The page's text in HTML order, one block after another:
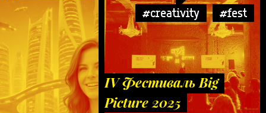
#creativity
#fest
IV Фестиваль Big
Picture 2025